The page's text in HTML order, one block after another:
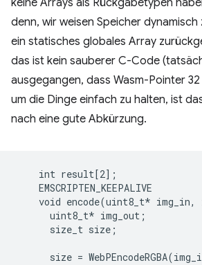
keine Arrays als Rückgabetypen
denn, wir weisen Speicher
ein statisches globales Array
das ist kein sauberer C-Code
ausgegangen, dass Wasm-Pointer
um die Dinge einfach zu halten, ist
nach eine gute Abkürzung.
    int result[2];
    EMSCRIPTEN_KEEPALIVE
void encode(uint8_t* img_in,
      uint8_t* img_out;
      size_t size;
size =